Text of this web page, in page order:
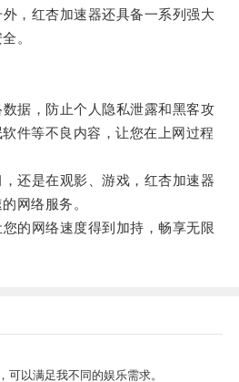
红杏加速器还具备一系列强大
。
，防止个人隐私泄露和黑客攻
件等不良内容，让您在上网过程
是在观影、游戏，红杏加速器
网络服务。
网络速度得到加持，畅享无限
可以满足我不同的娱乐需求。